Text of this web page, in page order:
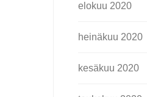
elokuu 2020
heinäkuu 2020
kesäkuu 2020